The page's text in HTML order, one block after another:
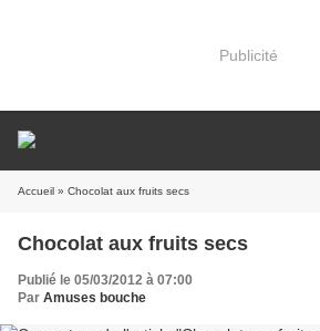
Publicité
Accueil » Chocolat aux fruits secs
Chocolat aux fruits secs
Publié le 05/03/2012 à 07:00
Par Amuses bouche